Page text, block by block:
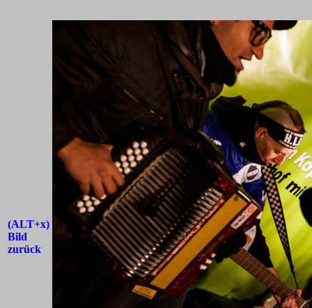
(ALT+x)
Bild
zurück